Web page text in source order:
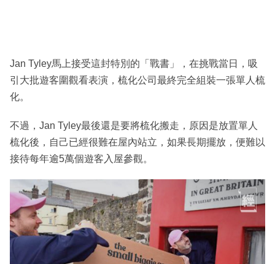
Jan Tyley馬上接受這封特別的「戰書」，在挑戰當日，吸
引大批遊客圍觀看表演，梳化公司最終完全組裝一張單人梳
化。
不過，Jan Tyley最後還是要將梳化搬走，原因是放置單人
梳化後，自己已經很難在屋內站立，如果長期擺放，便難以
接待每年逾5萬個遊客入屋參觀。